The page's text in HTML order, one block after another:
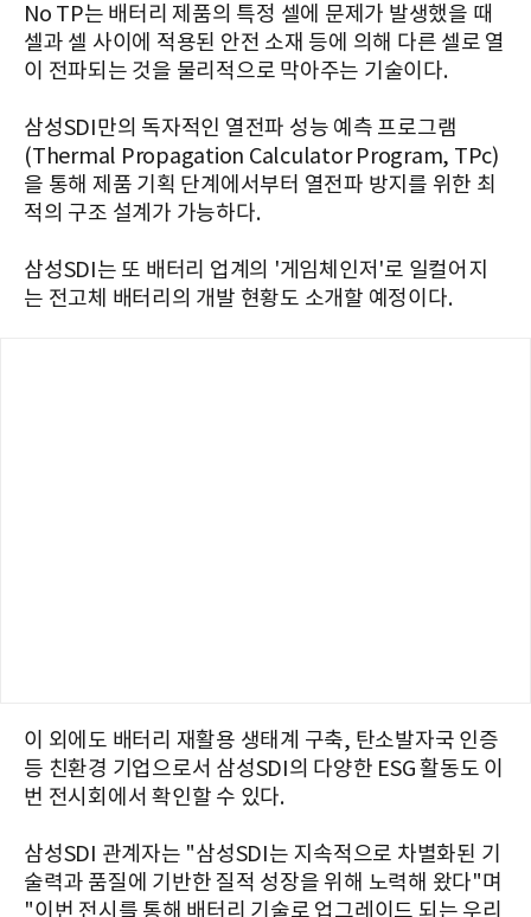
No TP는 배터리 제품의 특정 셀에 문제가 발생했을 때
셀과 셀 사이에 적용된 안전 소재 등에 의해 다른 셀로 열
이 전파되는 것을 물리적으로 막아주는 기술이다.
삼성SDI만의 독자적인 열전파 성능 예측 프로그램
(Thermal Propagation Calculator Program, TPc)
을 통해 제품 기획 단계에서부터 열전파 방지를 위한 최
적의 구조 설계가 가능하다.
삼성SDI는 또 배터리 업계의 '게임체인저'로 일컬어지
는 전고체 배터리의 개발 현황도 소개할 예정이다.
이 외에도 배터리 재활용 생태계 구축, 탄소발자국 인증
등 친환경 기업으로서 삼성SDI의 다양한 ESG 활동도 이
번 전시회에서 확인할 수 있다.
삼성SDI 관계자는 "삼성SDI는 지속적으로 차별화된 기
술력과 품질에 기반한 질적 성장을 위해 노력해 왔다"며
"이번 전시를 통해 배터리 기술로 업그레이드 되는 우리